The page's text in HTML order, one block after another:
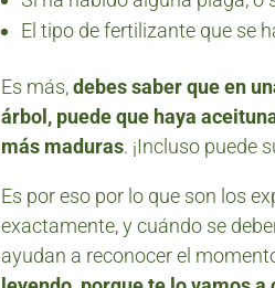
El tipo de fertilizante que se
Es más,debes saber que en
árbol, puede que haya
más maduras. ¡Incluso puede
Es por eso por lo que son los
exactamente, y cuándo se
ayudan a reconocer el